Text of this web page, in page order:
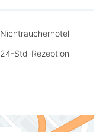
Nichtraucherhotel
24-Std-Rezeption